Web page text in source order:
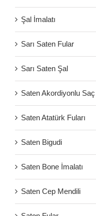
Şal İmalatı
Sarı Saten Fular
Sarı Saten Şal
Saten Akordiyonlu Saç
Saten Atatürk Fuları
Saten Bigudi
Saten Bone İmalatı
Saten Cep Mendili